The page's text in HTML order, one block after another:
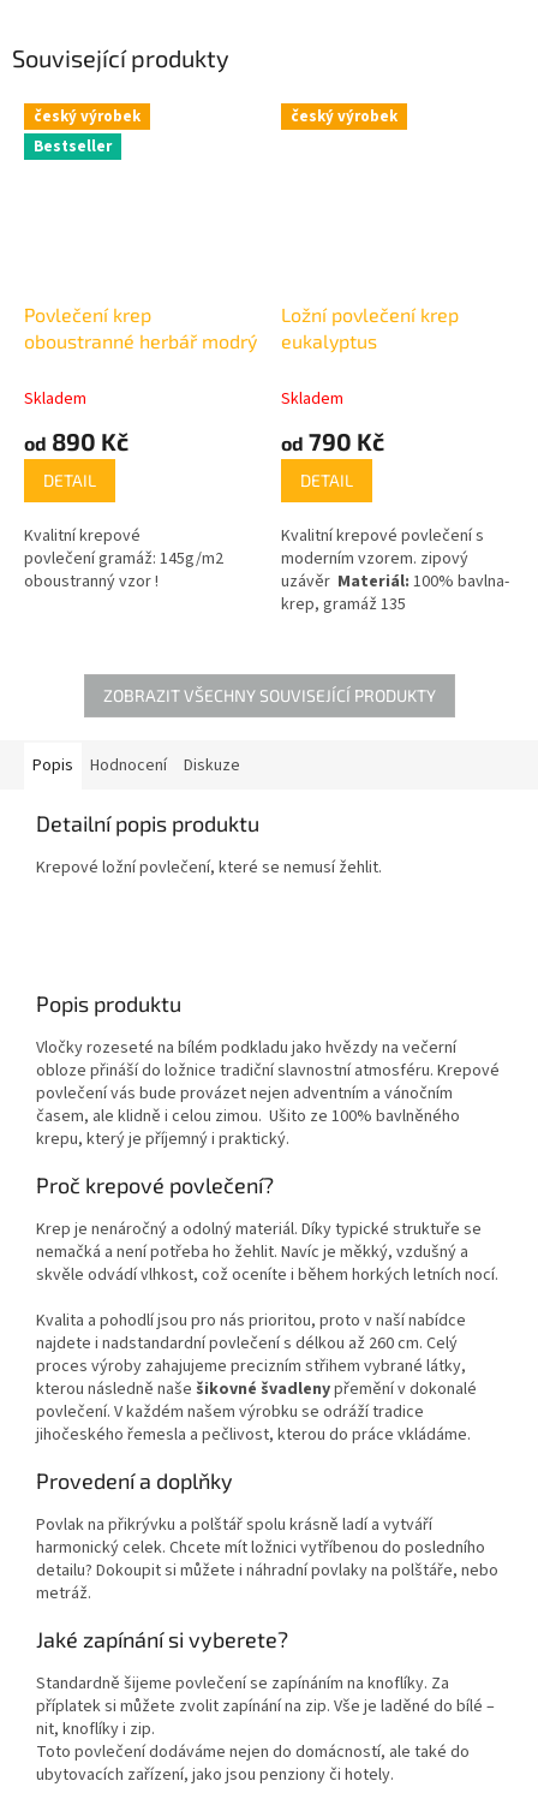
Související produkty
český výrobek
Bestseller
Povlečení krep
oboustranné herbář modrý
Skladem
od 890 Kč
DETAIL
Kvalitní krepové
povlečení gramáž: 145g/m2
oboustranný vzor !
český výrobek
Ložní povlečení krep
eukalyptus
Skladem
od 790 Kč
DETAIL
Kvalitní krepové povlečení s
moderním vzorem. zipový
uzávěr Materiál: 100% bavlna-
krep, gramáž 135
ZOBRAZIT VŠECHNY SOUVISEJÍCÍ PRODUKTY
Popis Hodnocení Diskuze
Detailní popis produktu
Krepové ložní povlečení, které se nemusí žehlit.
Popis produktu
Vločky rozeseté na bílém podkladu jako hvězdy na večerní
obloze přináší do ložnice tradiční slavnostní atmosféru. Krepové
povlečení vás bude provázet nejen adventním a vánočním
časem, ale klidně i celou zimou. Ušito ze 100% bavlněného
krepu, který je příjemný i praktický.
Proč krepové povlečení?
Krep je nenáročný a odolný materiál. Díky typické struktuře se
nemačká a není potřeba ho žehlit. Navíc je měkký, vzdušný a
skvěle odvádí vlhkost, což oceníte i během horkých letních nocí.
Kvalita a pohodlí jsou pro nás prioritou, proto v naší nabídce
najdete i nadstandardní povlečení s délkou až 260 cm. Celý
proces výroby zahajujeme precizním střihem vybrané látky,
kterou následně naše šikovné švadlenypřemění v dokonalé
povlečení. V každém našem výrobku se odráží tradice
jihočeského řemesla a pečlivost, kterou do práce vkládáme.
Provedení a doplňky
Povlak na přikrývku a polštář spolu krásně ladí a vytváří
harmonický celek. Chcete mít ložnici vytříbenou do posledního
detailu? Dokoupit si můžete i náhradní povlaky na polštáře, nebo
metráž.
Jaké zapínání si vyberete?
Standardně šijeme povlečení se zapínáním na knoflíky. Za
příplatek si můžete zvolit zapínání na zip. Vše je laděné do bílé –
nit, knoflíky i zip.
Toto povlečení dodáváme nejen do domácností, ale také do
ubytovacích zařízení, jako jsou penziony či hotely.